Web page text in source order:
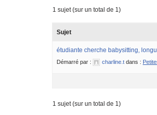
1 sujet (sur un total de 1)
Sujet
étudiante cherche babysitting,
Démarré par : charline.t dans :
1 sujet (sur un total de 1)